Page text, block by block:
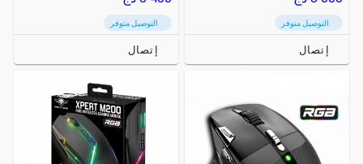
التوصيل متوفر
إتصال
التوصيل متوفر
إتصال